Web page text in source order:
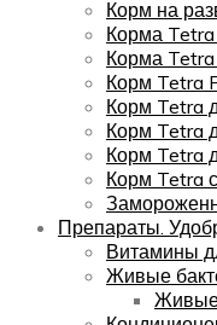
Корм на
Корма
Корма
Корм Tetra
Корм Tetra
Корм Tetra
Корм Tetra
Корм Tetra
Препараты.
Витамины
Живые
Живые